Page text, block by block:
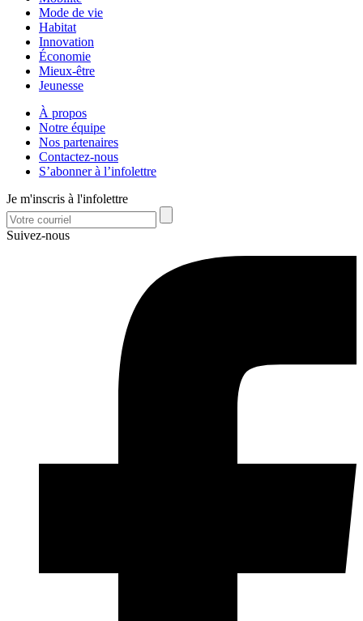
Mode de vie
Habitat
Innovation
Économie
Mieux-être
Jeunesse
À propos
Notre équipe
Nos partenaires
Contactez-nous
S’abonner à l’infolettre
Je m'inscris à l'infolettre
Suivez-nous